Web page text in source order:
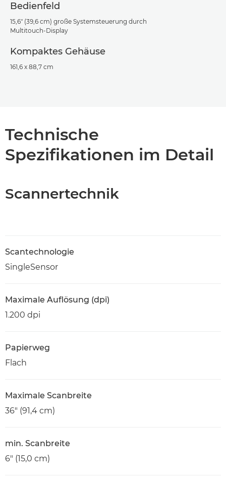
Bedienfeld
15,6" (39,6 cm) große Systemsteuerung durch
Multitouch-Display
Kompaktes Gehäuse
161,6 x 88,7 cm
Technische
Spezifikationen im Detail
Scannertechnik
Scantechnologie
SingleSensor
Maximale Auflösung (dpi)
1.200 dpi
Papierweg
Flach
Maximale Scanbreite
36" (91,4 cm)
min. Scanbreite
6" (15,0 cm)